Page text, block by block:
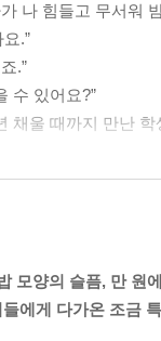
나 힘들고 무서워
.”
.”
수 있어요?”
채울 때까지 만난
후딱 외웠어요.
담배 종류를 줄줄
고요?”
모양의 슬픔, 만 원
에게 다가온 조금